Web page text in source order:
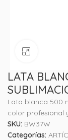
LATA
Lata blanca 500
color profesional
SKU: BW37W
Categorías: